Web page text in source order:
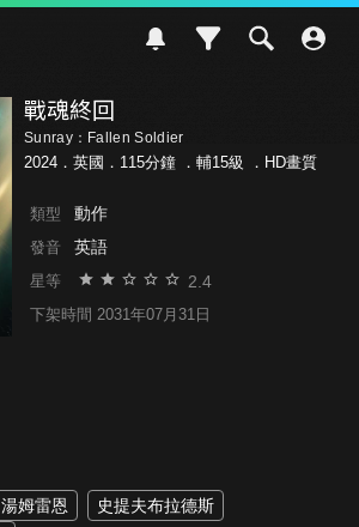
戰魂終回
Sunray：Fallen Soldier
2024．英國．115分鐘 ． 輔15級 ．HD畫質
類型 動作
發音 英語
星等 2.4
下架時間 2031年07月31日
湯姆雷恩
史提夫布拉德斯